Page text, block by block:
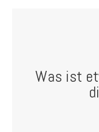
Was ist